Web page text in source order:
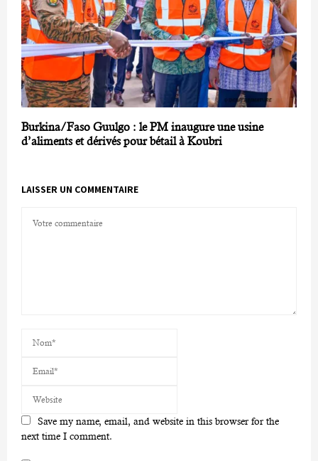
Burkina/Faso Guulgo : le PM inaugure une usine
d’aliments et dérivés pour bétail à Koubri
LAISSER UN COMMENTAIRE
Save my name, email, and website in this browser for the
next time I comment.